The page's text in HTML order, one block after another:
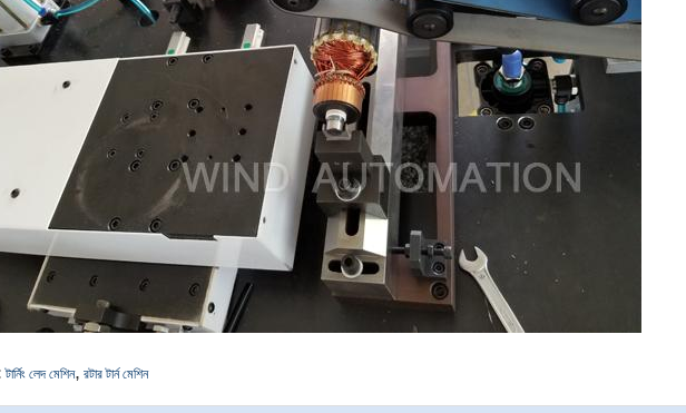
টার্নিং লেদ মেশিন, রটার টার্ন মেশিন